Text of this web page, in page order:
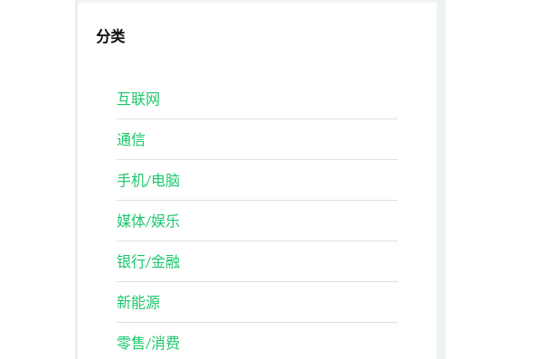
分类
互联网
通信
手机/电脑
媒体/娱乐
银行/金融
新能源
零售/消费